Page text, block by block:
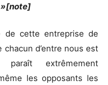
»[note]
de cette entreprise de
chacun d’entre nous est
extrêmement
les opposants les